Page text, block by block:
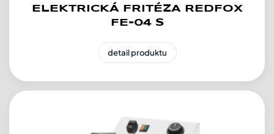
ELEKTRICKÁ FRITÉZA REDFOX
FE-04 S
detail produktu